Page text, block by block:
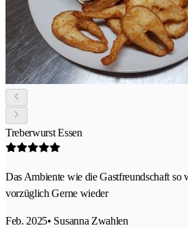
Treberwurst Essen
Das Ambiente wie die Gastfreundschaft so
vorzüglich Gerne wieder
Feb. 2025• Susanna Zwahlen